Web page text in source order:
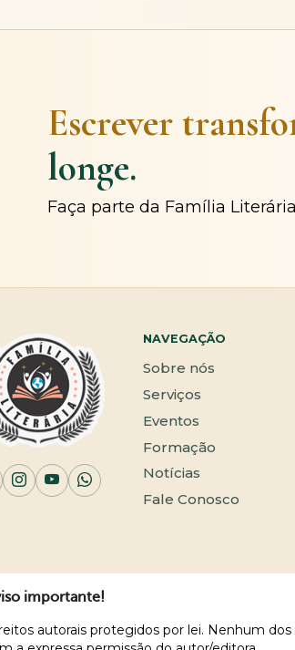
Escrever
longe.
Faça parte da Família
NAVEGAÇÃO
Sobre nós
Serviços
Eventos
Formação
Notícias
Fale Conosco
importante!
autorais protegidos por lei. Nenhum